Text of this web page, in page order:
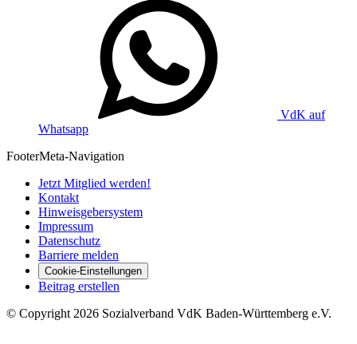
VdK auf
Whatsapp
FooterMeta-Navigation
Jetzt Mitglied werden!
Kontakt
Hinweisgebersystem
Impressum
Datenschutz
Barriere melden
Cookie-Einstellungen
Beitrag erstellen
© Copyright 2026 Sozialverband VdK Baden-Württemberg e.V.